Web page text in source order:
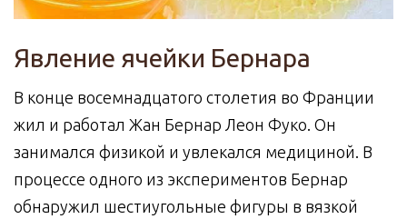
Явление ячейки Бернара
В конце восемнадцатого столетия во Франции
жил и работал Жан Бернар Леон Фуко. Он
занимался физикой и увлекался медициной. В
процессе одного из экспериментов Бернар
обнаружил шестиугольные фигуры в вязкой